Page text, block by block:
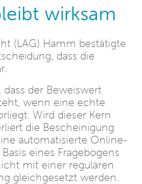
wirksam
(LAG) Hamm bestätigte
dass die
der Beweiswert
wenn eine echte
Wird dieser Kern
die Bescheinigung
automatisierte Online-
eines Fragebogens
mit einer regulären
gleichgesetzt werden.